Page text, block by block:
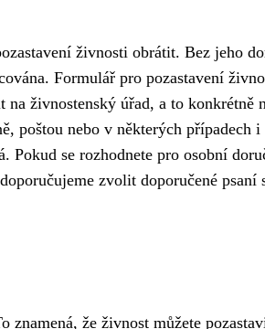
živnosti obrátit. Bez jeho
Formulář pro pozastavení
živnostenský úřad, a to konkrétně
poštou nebo v některých případech
Pokud se rozhodnete pro osobní
zvolit doporučené psaní
znamená, že živnost můžete